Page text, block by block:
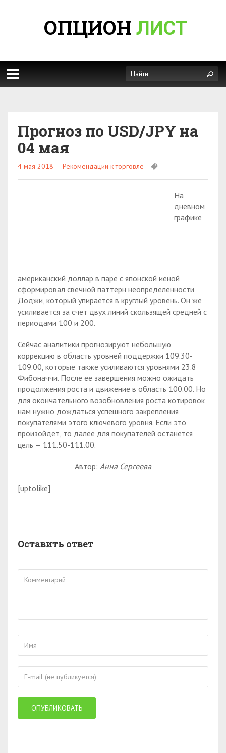
ОПЦИОН ЛИСТ
Прогноз по USD/JPY на
04 мая
4 мая 2018 — Рекомендации к торговле
На
дневном
графике
американский доллар в паре с японской иеной
сформировал свечной паттерн неопределенности
Доджи, который упирается в круглый уровень. Он же
усиливается за счет двух линий скользящей средней с
периодами 100 и 200.
Сейчас аналитики прогнозируют небольшую
коррекцию в область уровней поддержки 109.30-
109.00, которые также усиливаются уровнями 23.8
Фибоначчи. После ее завершения можно ожидать
продолжения роста и движение в область 100.00. Но
для окончательного возобновления роста котировок
нам нужно дождаться успешного закрепления
покупателями этого ключевого уровня. Если это
произойдет, то далее для покупателей останется
цель — 111.50-111.00.
Автор: Анна Сергеева
[uptolike]
Оставить ответ